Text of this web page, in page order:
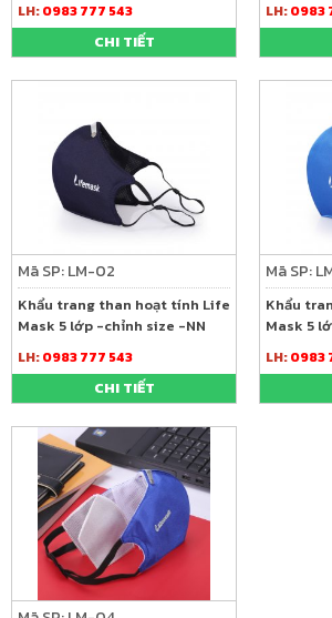
LH:0983 777 543
CHI TIẾT
LH:0983
Mã SP: LM-02
Khẩu trang than hoạt tính Life
Mask 5 lớp -chỉnh size -NN
LH:0983 777 543
CHI TIẾT
Mã SP:
Khẩu
Mask 5
LH:0983